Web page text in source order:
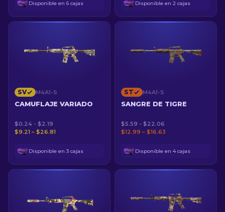
Disponible en 6 cajas Disponible en 2 cajas
SV M4A1-S
CAMUFLAJE VARIADO
$0.24 - $2.19
$9.21 – $26.81
Disponible en 3 cajas
ST M4A1-S
SANGRE DE TIGRE
$5.59 - $22.06
$12.99 – $16.63
Disponible en 4 cajas